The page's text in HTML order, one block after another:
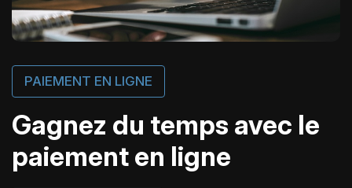
PAIEMENT EN LIGNE
Gagnez du temps avec le
paiement en ligne